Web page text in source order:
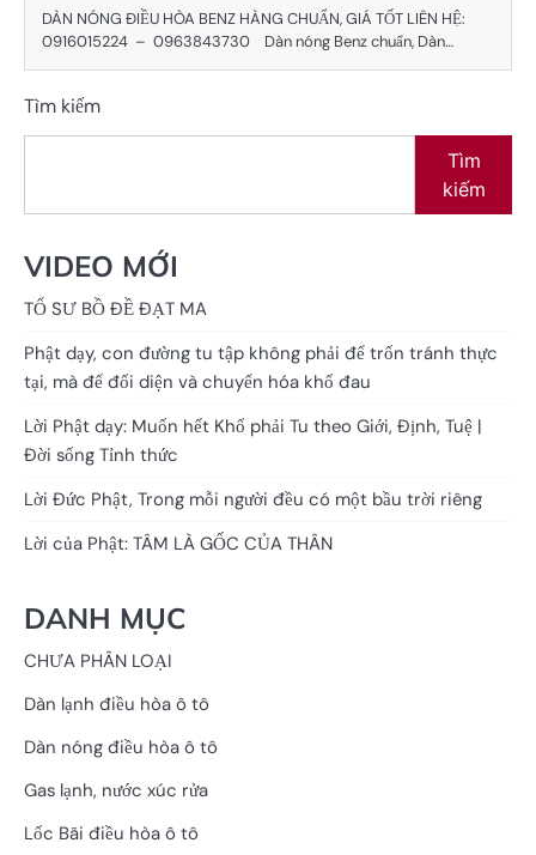
DÀN NÓNG ĐIỀU HÒA BENZ HÀNG CHUẨN, GIÁ TỐT LIÊN HỆ:
0916015224 – 0963843730 Dàn nóng Benz chuẩn, Dàn…
Tìm kiếm
Tìm
kiếm
VIDEO MỚI
TỔ SƯ BỒ ĐỀ ĐẠT MA
Phật dạy, con đường tu tập không phải để trốn tránh thực
tại, mà để đối diện và chuyển hóa khổ đau
Lời Phật dạy: Muốn hết Khổ phải Tu theo Giới, Định, Tuệ |
Đời sống Tỉnh thức
Lời Đức Phật, Trong mỗi người đều có một bầu trời riêng
Lời của Phật: TÂM LÀ GỐC CỦA THÂN
DANH MỤC
CHƯA PHÂN LOẠI
Dàn lạnh điều hòa ô tô
Dàn nóng điều hòa ô tô
Gas lạnh, nước xúc rửa
Lốc Bãi điều hòa ô tô